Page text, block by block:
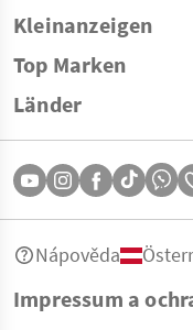
Kleinanzeigen
Top Marken
Länder
Impressum a
Nápověda